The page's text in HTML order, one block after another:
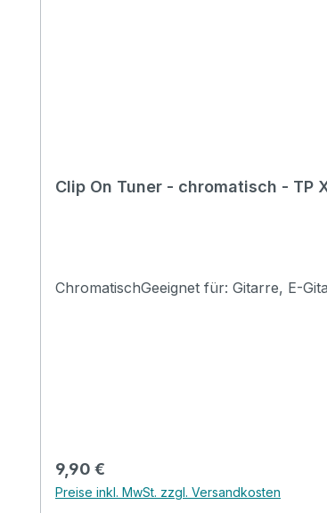
Clip On Tuner - chromatisch - TP
ChromatischGeeignet für: Gitarre, E-
Regulärer Preis:
9,90 €
Preise inkl. MwSt. zzgl. Versandkosten